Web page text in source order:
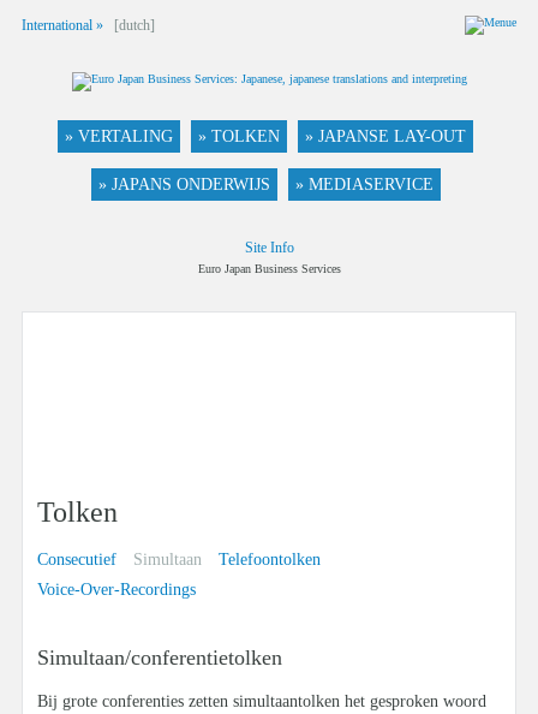
International » [dutch]
» VERTALING » TOLKEN » JAPANSE LAY-OUT
» JAPANS ONDERWIJS » MEDIASERVICE
Site Info
Euro Japan Business Services
Tolken
Consecutief Simultaan
Telefoontolken
Voice-Over-Recordings
Simultaan/conferentietolken
Bij grote conferenties zetten simultaantolken het gesproken woord